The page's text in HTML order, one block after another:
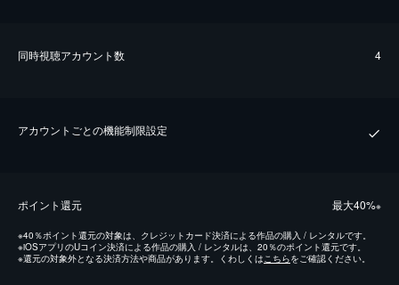
同時視聴アカウント数 4
アカウントごとの機能制限設定
ポイント還元 最⼤40%※
※40％ポイント還元の対象は、クレジットカード決済による作品の購入 / レンタルです。
※iOSアプリのUコイン決済による作品の購入 / レンタルは、20％のポイント還元です。
※還元の対象外となる決済方法や商品があります。くわしくはこちらをご確認ください。